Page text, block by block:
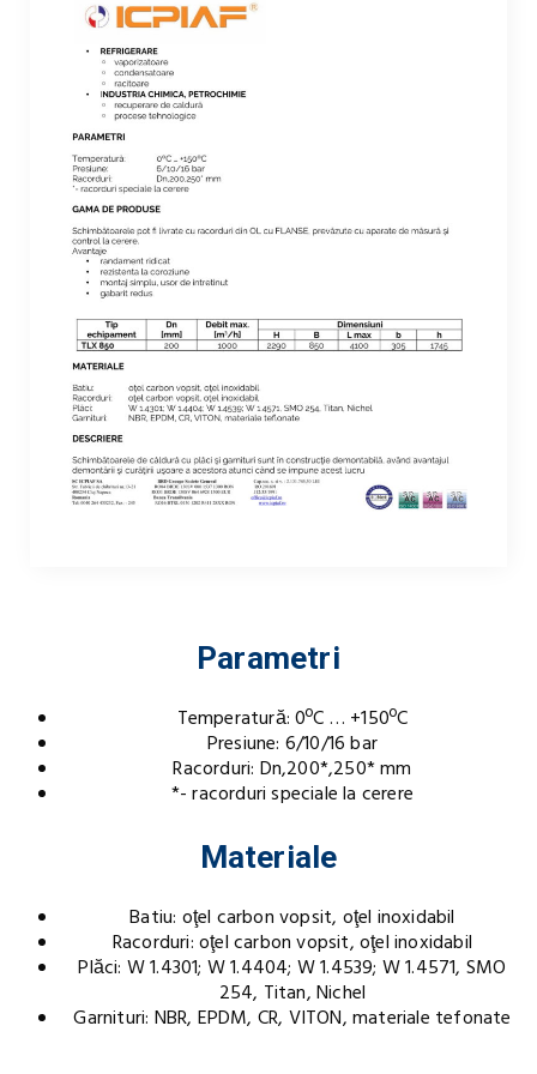
Parametri
Temperatură: 0ºC … +150ºC
Presiune: 6/10/16 bar
Racorduri: Dn,200*,250* mm
*- racorduri speciale la cerere
Materiale
Batiu: oţel carbon vopsit, oţel inoxidabil
Racorduri: oţel carbon vopsit, oţel inoxidabil
Plăci: W 1.4301; W 1.4404; W 1.4539; W 1.4571, SMO
254, Titan, Nichel
Garnituri: NBR, EPDM, CR, VITON, materiale tefonate